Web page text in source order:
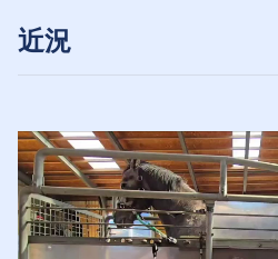
近況